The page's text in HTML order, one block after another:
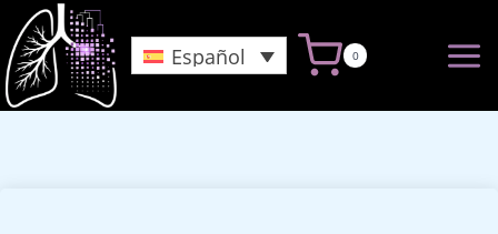
Saltar
al
Contenido
Español 0